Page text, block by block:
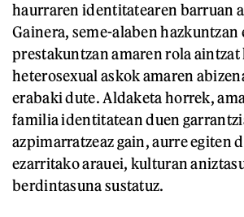
haurraren identitatearen barruan
Gainera, seme-alaben hazkuntzan
prestakuntzan amaren rola
heterosexual askok amaren
erabaki dute. Aldaketa horrek,
familia identitatean duen
azpimarratzeaz gain, aurre egiten
ezarritako arauei, kulturan
berdintasuna sustatuz.